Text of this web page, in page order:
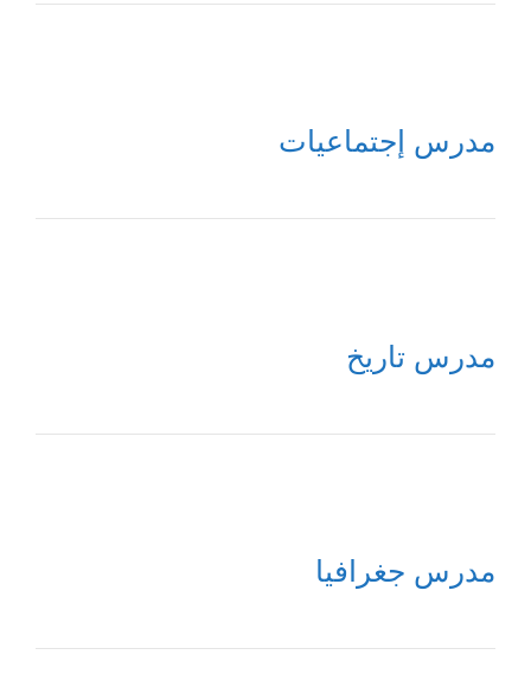
مدرس إجتماعيات
مدرس تاريخ
مدرس جغرافيا